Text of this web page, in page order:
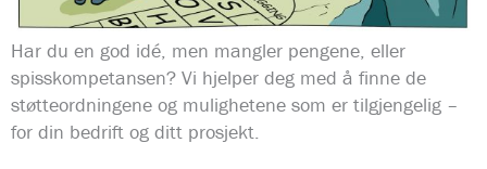
Har du en god idé, men mangler pengene, eller
spisskompetansen? Vi hjelper deg med å finne de
støtteordningene og mulighetene som er tilgjengelig –
for din bedrift og ditt prosjekt.